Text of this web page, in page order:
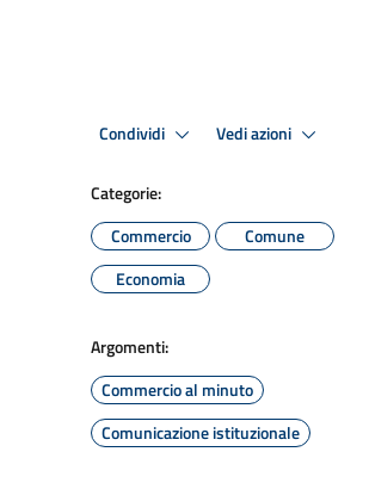
Condividi Vedi azioni
Categorie:
Commercio
Comune
Economia
Argomenti:
Commercio al minuto
Comunicazione istituzionale